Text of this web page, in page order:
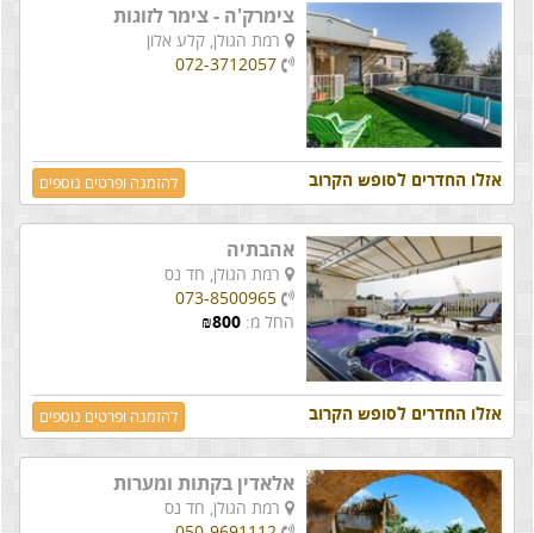
צימרק'ה - צימר לזוגות
רמת הגולן,קלע אלון
072-3712057
אזלו החדרים לסופש הקרוב להזמנה ופרטים נוספים
אהבתיה
רמת הגולן, חד נס
073-8500965
החל מ:
₪800
אזלו החדרים לסופש הקרוב להזמנה ופרטים נוספים
אלאדין בקתות ומערות
רמת הגולן, חד נס